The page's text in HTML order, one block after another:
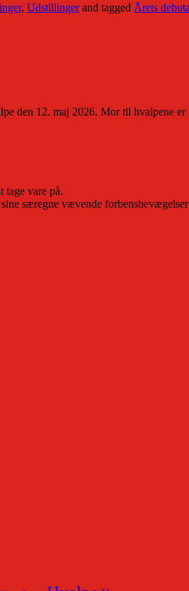
, Udstillingerand tagged Årets
den 12. maj 2026. Mor til hvalpene
tage vare på.
særegne vævende